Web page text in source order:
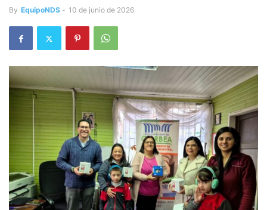
By EquipoNDS - 10 de junio de 2026